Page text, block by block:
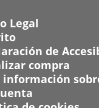
Legal
de
compra
información